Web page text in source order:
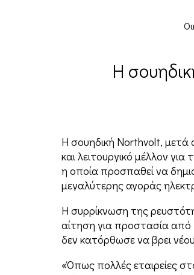
Η
Η σουηδική Northvolt, μετά
και λειτουργικό μέλλον
η οποία προσπαθεί να
μεγαλύτερης αγοράς
Η συρρίκνωση της
αίτηση για προστασία
δεν κατόρθωσε να βρει
«Όπως πολλές εταιρείες